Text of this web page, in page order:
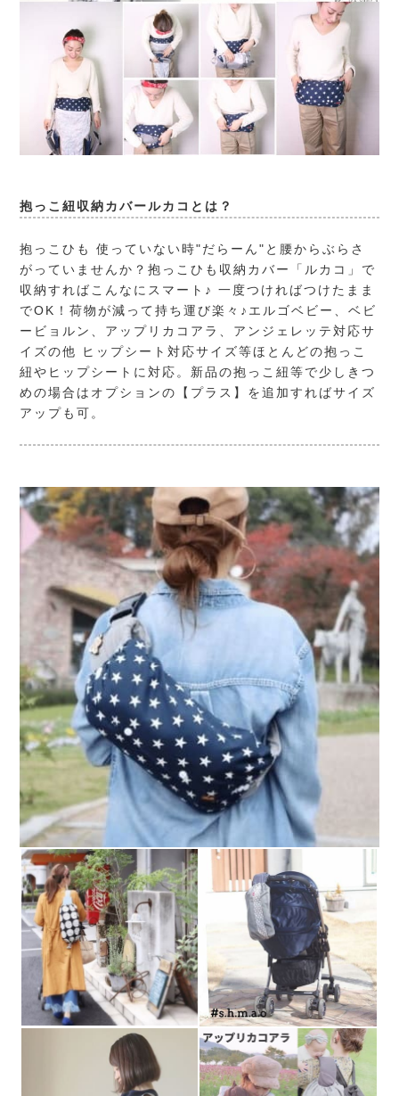
抱っこ紐収納カバールカコとは？
抱っこひも 使っていない時"だらーん"と腰からぶらさ
がっていませんか？抱っこひも収納カバー「ルカコ」で
収納すればこんなにスマート♪ 一度つければつけたまま
でOK！荷物が減って持ち運び楽々♪エルゴベビー、ベビ
ービョルン、アップリカコアラ、アンジェレッテ対応サ
イズの他 ヒップシート対応サイズ等ほとんどの抱っこ
紐やヒップシートに対応。新品の抱っこ紐等で少しきつ
めの場合はオプションの【プラス】を追加すればサイズ
アップも可。